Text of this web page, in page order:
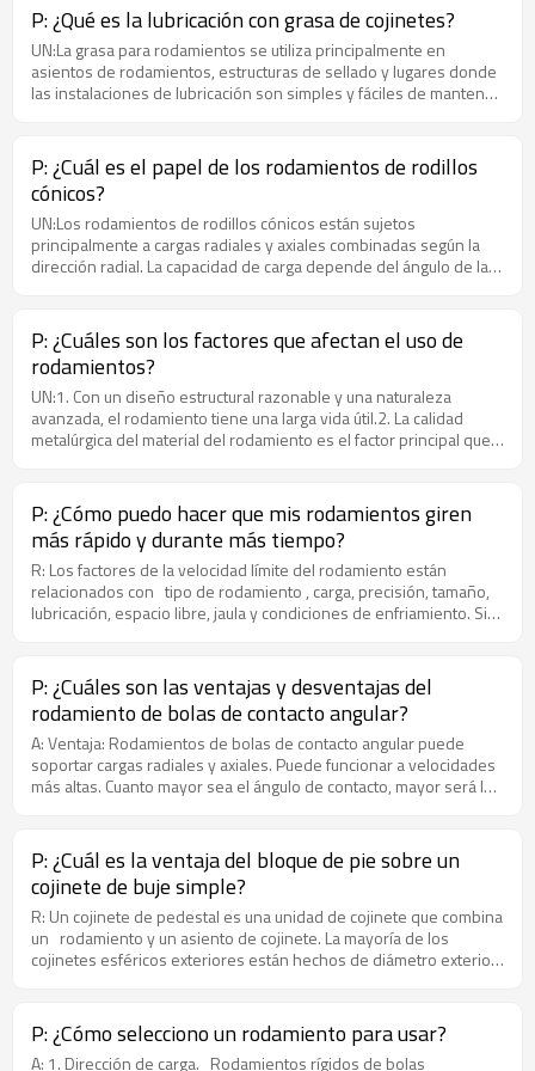
ampliamente en rodamientos autoalineables y rodamientos de
rodillos cilíndricos.2. Verifique con un indicador de cuadrante,
primero ajuste el indicador de cuadrante a cero y luego levante el
anillo exterior del rodamiento. La lectura del indicador de
cuadrante es el juego radial del rodamiento.
P: ¿Qué es la lubricación con grasa de cojinetes?
UN:La grasa para rodamientos se utiliza principalmente en
asientos de rodamientos, estructuras de sellado y lugares donde
las instalaciones de lubricación son simples y fáciles de mantener.
aditivos en un lubricante semisólido.Entre ellos, el aceite base es
un aceite sintético como el aceite mineral, que tiene
principalmente un efecto lubricante; los espesantes juegan un
papel importante en las características de temperatura y
resistencia al agua del lubricante; los aditivos juegan un papel en
la mejora de las propiedades antioxidantes y antioxidantes del
P: ¿Cuál es el papel de los rodamientos de rodillos
cónicos?
UN:Los rodamientos de rodillos cónicos están sujetos
principalmente a cargas radiales y axiales combinadas según la
dirección radial. La capacidad de carga depende del ángulo de la
rodamiento separable, que se divide en rodamientos de rodillos
cónicos de una, dos y cuatro filas de acuerdo con el número de
filas de elementos rodantes en el rodamiento.Los rodamientos
de rodillos cónicos se utilizan ampliamente en industrias tales
como automóviles, laminadores, minería, metalurgia y maquinaria
de plástico.
P: ¿Cuáles son los factores que afectan el uso de
rodamientos?
UN:1. Con un diseño estructural razonable y una naturaleza
avanzada, el rodamiento tiene una larga vida útil.2. La calidad
metalúrgica del material del rodamiento es el factor principal que
uso.
P: ¿Cómo puedo hacer que mis rodamientos giren
más rápido y durante más tiempo?
R: Los factores de la velocidad límite del rodamiento están
relacionados con tipo de rodamiento , carga, precisión, tamaño,
lubricación, espacio libre, jaula y condiciones de enfriamiento. Sin
velocidades límite de varios tipos de rodamientos se enumeran
en la tabla de tamaño y rendimiento de rodamientos del "Catálogo
de productos de rodamientos". Se determinan en las condiciones
de lubricación con aceite y lubricación con grasa, respectivamente,
y su ámbito de aplicación es: 1. Cojinetes de tolerancia de nivel
estándar (G) 2. Los cojinetes radiales solo soportan cargas
básica del rodamiento) 4. Eje rígido y asiento del cojinete
P: ¿Cuáles son las ventajas y desventajas del
rodamiento de bolas de contacto angular?
A: Ventaja: Rodamientos de bolas de contacto angular puede
soportar cargas radiales y axiales. Puede funcionar a velocidades
más altas. Cuanto mayor sea el ángulo de contacto, mayor será la
radial y la línea vertical del eje del rodamiento. Los rodamientos
de alta precisión y alta velocidad suelen tener un ángulo de
contacto de 15 grados. Bajo la acción de la fuerza axial, el ángulo
de contacto aumentará. Los rodamientos de bolas de contacto
angular se dividen en rodamientos de bolas de contacto angular
de dos hileras y rodamientos de bolas de contacto angular de una
doble hilera es limitada. El ángulo de inclinación permitido
depende del juego interno del rodamiento, el tamaño del
rodamiento, el diseño interno y las fuerzas y momentos que
P: ¿Cuál es la ventaja del bloque de pie sobre un
cojinete de buje simple?
R: Un cojinete de pedestal es una unidad de cojinete que combina
un rodamiento y un asiento de cojinete. La mayoría de los
cojinetes esféricos exteriores están hechos de diámetro exterior
estructurales, buena versatilidad e intercambiabilidad. La
flexibilidad de uso del buje es relativamente alta y también puede
P: ¿Cómo selecciono un rodamiento para usar?
A: 1. Dirección de carga. Rodamientos rígidos de bolas